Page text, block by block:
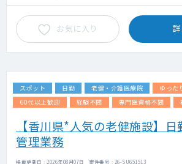
お気に入り
スポット 日勤 老健・介護医療院 ゆった
60代以上歓迎
経験不問 専門医資格不問
【香川県*人気の老健施設】
管理業務
掲載更新日 : 2026年08月07日 案件番号 : 26-SU651513